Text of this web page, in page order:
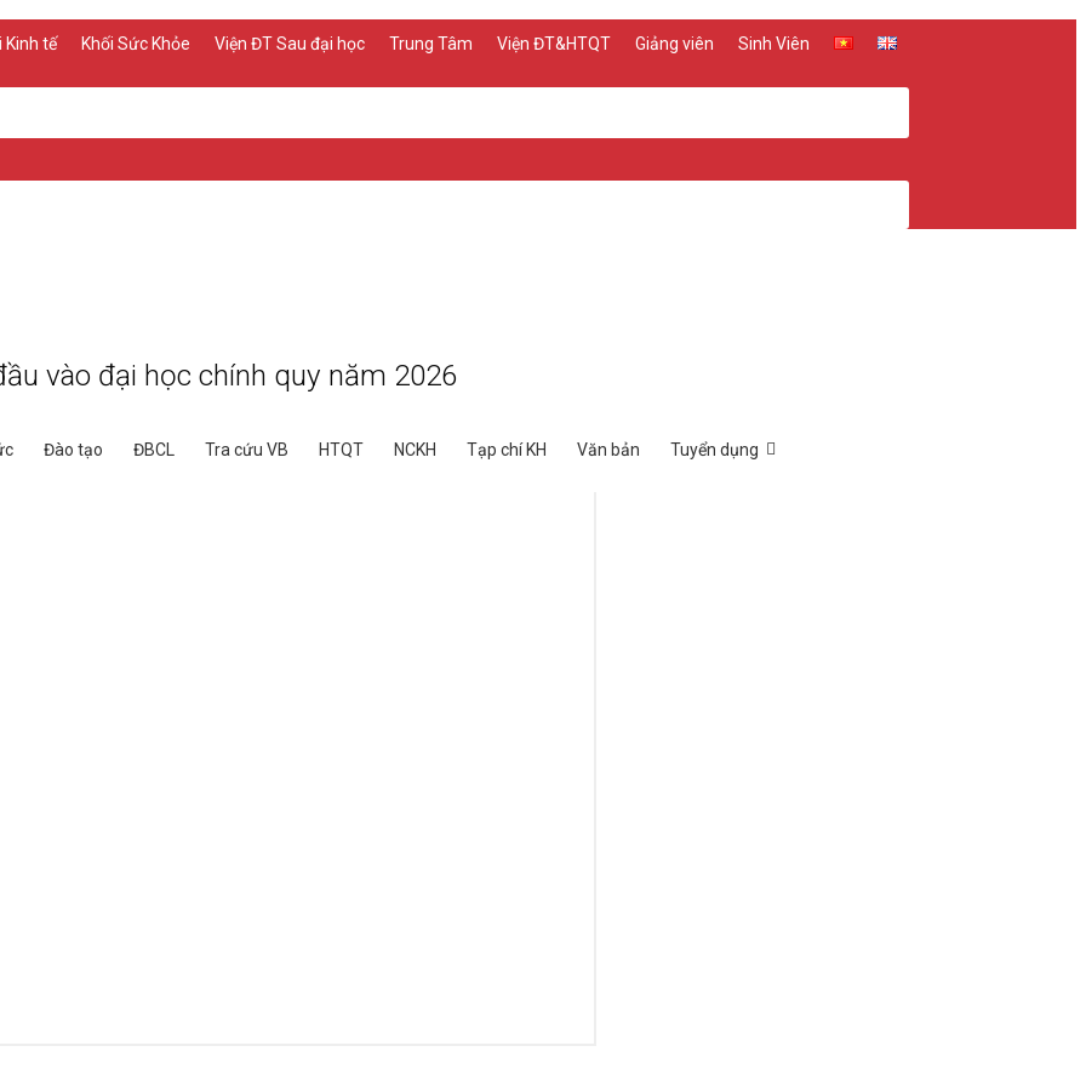
Kinh tế Khối Sức Khỏe Viện ĐT Sau đại học Trung Tâm Viện ĐT&HTQT Giảng viên Sinh Viên
Đào tạo ĐBCL Tra cứu VB HTQT NCKH Tạp chí KH Văn bản Tuyển dụng
vào đại học chính quy năm 2026